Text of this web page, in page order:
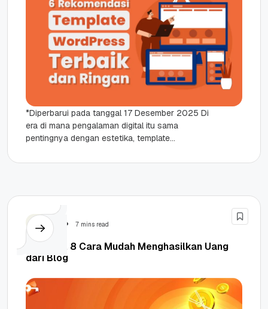
*Diperbarui pada tanggal 17 Desember 2025 Di
era di mana pengalaman digital itu sama
pentingnya dengan estetika, template
supaya...
Tutorial 7 mins read
Terbukti, 8 Cara Mudah Menghasilkan Uang
dari Blog